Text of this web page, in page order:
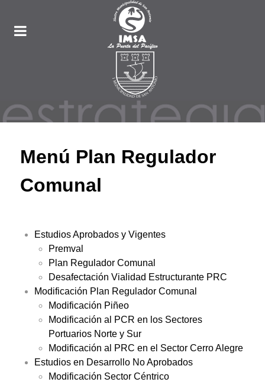
Menú Plan Regulador
Comunal
Estudios Aprobados y Vigentes
Premval
Plan Regulador Comunal
Desafectación Vialidad Estructurante PRC
Modificación Plan Regulador Comunal
Modificación Piñeo
Modificación al PCR en los Sectores
Portuarios Norte y Sur
Modificación al PRC en el Sector Cerro Alegre
Estudios en Desarrollo No Aprobados
Modificación Sector Céntrico